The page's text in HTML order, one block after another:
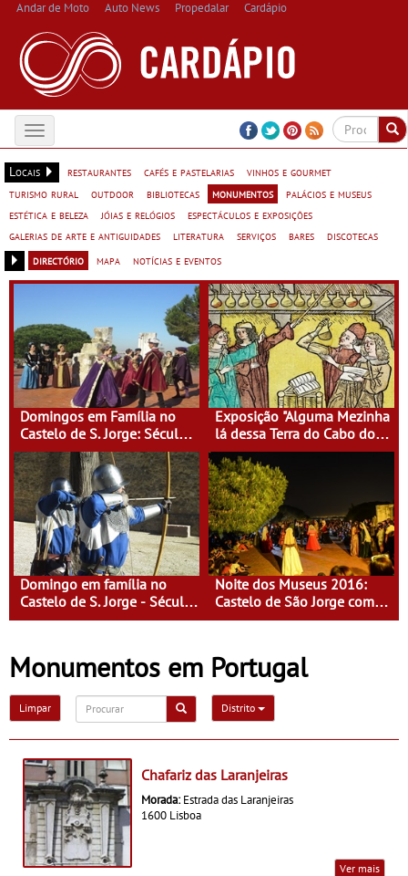
Andar de Moto Auto News Propedalar Cardápio
Toggle
navigation
Locais
restaurantes cafés e pastelarias
vinhos e gourmet
turismo rural
outdoor bibliotecas monumentos
palácios e museus
estética e beleza
jóias e relógios
espectáculos e exposições
galerias de arte e antiguidades
literatura serviços bares
discotecas
directório
mapa notícias e eventos
Domingos em Família no
Castelo de S. Jorge: Século
XVI - Tempo de Mulheres -
Mulheres do Seu tempo
Exposição "Alguma Mezinha
lá dessa Terra do Cabo do
Mundo"
Domingo em família no
Castelo de S. Jorge - Século
XI - Lisboa Fora do Condado
Noite dos Museus 2016:
Castelo de São Jorge com
entrada gratuita
Monumentos em Portugal
Limpar Distrito
Chafariz das Laranjeiras
Morada: Estrada das Laranjeiras
1600 Lisboa
Ver mais